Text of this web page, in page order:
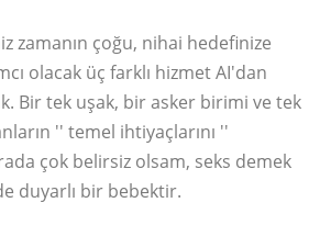
zamanın çoğu, nihai hedefinize
olacak üç farklı hizmet AI'dan
Bir tek uşak, bir asker birimi ve tek
'' temel ihtiyaçlarını ''
çok belirsiz olsam, seks demek
duyarlı bir bebektir.